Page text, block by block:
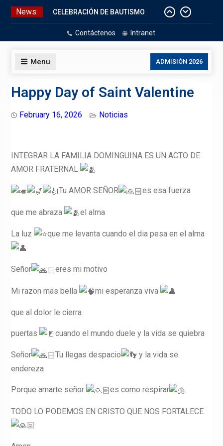
Skip
News:
CELEBRACIÓN DE BAUTISMO
Pizarras Inteligentes
Laboratorios de Cómputo
Contáctenos Intranet
Menu ADMISIÓN 2026
Happy Day of Saint Valentine
February 16, 2026 Noticias
INTEGRAR LA FAMILIA DOMINGUINA ES UN ACTO DE
AMOR FRATERNAL
Tu AMOR SEÑOR es esa fuerza
que me abraza el alma
La luz que me levanta cuando el dia pesa en el alma
Señor eres mi motivo
Mi razon mas bella mi esperanza viva
que al dolor le cierra
puertas cuando el mundo duele y la vida se quiebra
Señor Tu llegas despacio
y la vida se
endereza
Porque amarte señor es como respirar .
TODO LO PODEMOS EN CRISTO QUE NOS FORTALECE